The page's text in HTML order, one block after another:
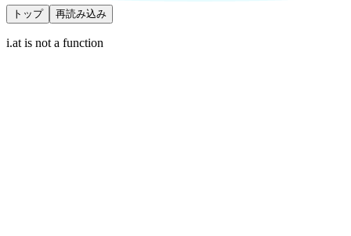
トップ 再読み込み
i.at is not a function